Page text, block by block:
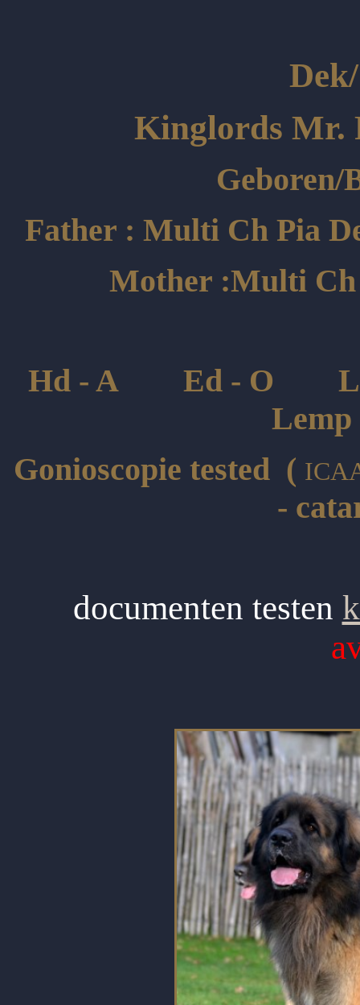
Kinglords Mr.
Geboren/
Father : Multi Ch Pia
Mother :Multi
Hd - A Ed - O
Gonioscopie tested (
-
documenten testen